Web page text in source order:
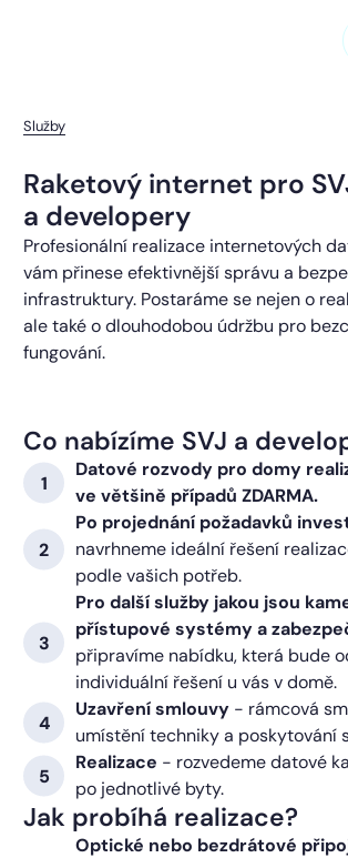
Služby
Raketový internet pro
a developery
Profesionální realizace internetových
vám přinese efektivnější správu a
infrastruktury. Postaráme se nejen o
ale také o dlouhodobou údržbu pro
fungování.
Co nabízíme SVJ a
Datové rozvody pro domy
ve většině případů ZDARMA.
Po projednání požadavků
navrhneme ideální řešení
podle vašich potřeb.
Pro další služby jakou jsou
přístupové systémy a
připravíme nabídku, která bude
individuální řešení u vás v domě.
Uzavření smlouvy - rámcová
umístění techniky a poskytování
Realizace - rozvedeme datové
po jednotlivé byty.
Jak probíhá realizace?
Optické nebo bezdrátové